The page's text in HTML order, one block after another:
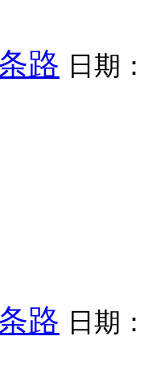
路 日期
路 日期